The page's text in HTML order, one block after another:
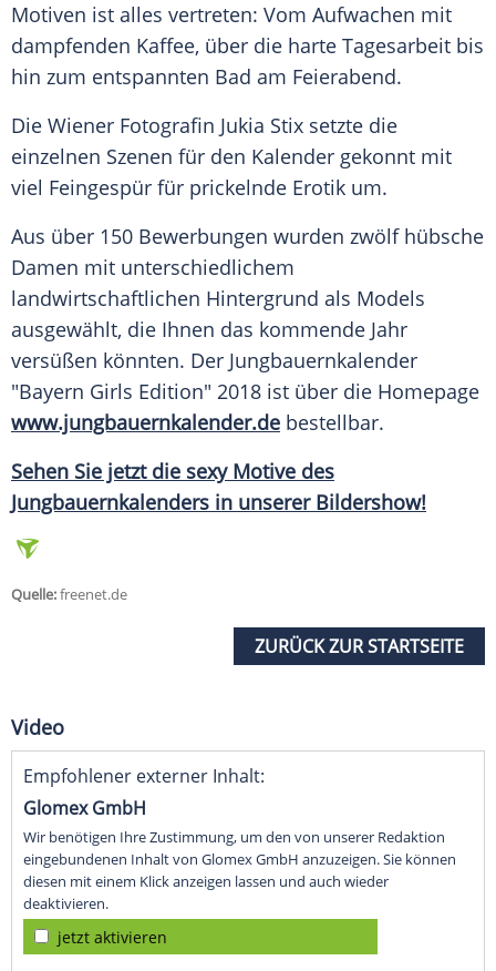
Motiven ist alles vertreten: Vom Aufwachen mit
dampfenden Kaffee, über die harte Tagesarbeit bis
hin zum entspannten Bad am Feierabend.
Die Wiener Fotografin Jukia Stix setzte die
einzelnen Szenen für den Kalender gekonnt mit
viel Feingespür für prickelnde Erotik um.
Aus über 150 Bewerbungen wurden zwölf hübsche
Damen mit unterschiedlichem
landwirtschaftlichen Hintergrund als Models
ausgewählt, die Ihnen das kommende Jahr
versüßen könnten. Der Jungbauernkalender
"Bayern Girls Edition" 2018 ist über die Homepage
www.jungbauernkalender.de bestellbar.
Sehen Sie jetzt die sexy Motive des
Jungbauernkalenders in unserer Bildershow!
Quelle:freenet.de
ZURÜCK ZUR STARTSEITE
Video
Empfohlener externer Inhalt:
Glomex GmbH
Wir benötigen Ihre Zustimmung, um den von unserer Redaktion
eingebundenen Inhalt von Glomex GmbH anzuzeigen. Sie können
diesen mit einem Klick anzeigen lassen und auch wieder
deaktivieren.
jetzt aktivieren